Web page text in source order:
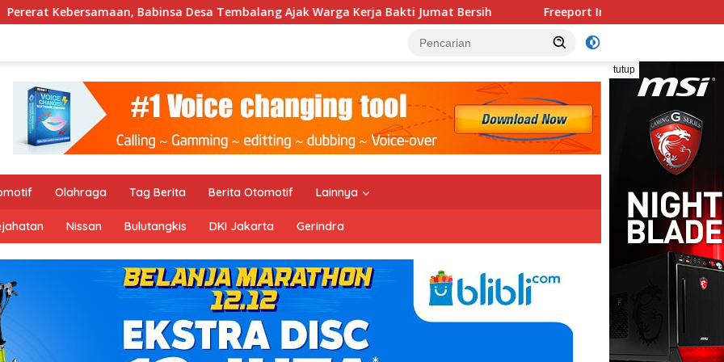
Desa Tembalang Ajak Warga Kerja Bakti Jumat Bersih Freeport Indonesia dan LKBN ANTARA Gelar Workshop
tutup
Olahraga Tag Berita Berita Otomotif Lainnya
Nissan Bulutangkis DKI Jakarta Gerindra